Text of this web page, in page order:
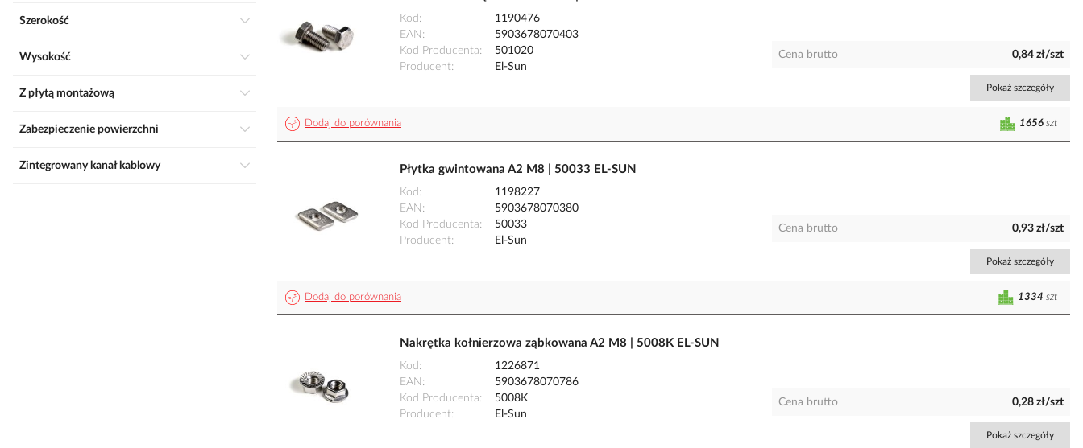
Kod
1190476
EAN
5903678070403
Kod Producenta
501020
Producent
El-Sun
Cena brutto 0,84 zł/szt
Pokaż szczegóły
Dodaj do porównania 1656 szt
Płytka gwintowana A2 M8 | 50033 EL-SUN
Kod
1198227
EAN
5903678070380
Kod Producenta
50033
Producent
El-Sun
Cena brutto 0,93 zł/szt
Pokaż szczegóły
Dodaj do porównania 1334 szt
Nakrętka kołnierzowa ząbkowana A2 M8 | 5008K EL-SUN
Kod
1226871
EAN
5903678070786
Kod Producenta
5008K
Producent
El-Sun
Cena brutto 0,28 zł/szt
Pokaż szczegóły
Szerokość
Wysokość
Z płytą montażową
Zabezpieczenie powierzchni
Zintegrowany kanał kablowy